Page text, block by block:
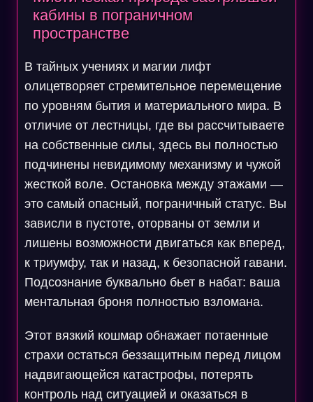
кабины в пограничном
пространстве
В тайных учениях и магии лифт
олицетворяет стремительное перемещение
по уровням бытия и материального мира. В
отличие от лестницы, где вы рассчитываете
на собственные силы, здесь вы полностью
подчинены невидимому механизму и чужой
жесткой воле. Остановка между этажами —
это самый опасный, пограничный статус. Вы
зависли в пустоте, оторваны от земли и
лишены возможности двигаться как вперед,
к триумфу, так и назад, к безопасной гавани.
Подсознание буквально бьет в набат: ваша
ментальная броня полностью взломана.
Этот вязкий кошмар обнажает потаенные
страхи остаться беззащитным перед лицом
надвигающейся катастрофы, потерять
контроль над ситуацией и оказаться в